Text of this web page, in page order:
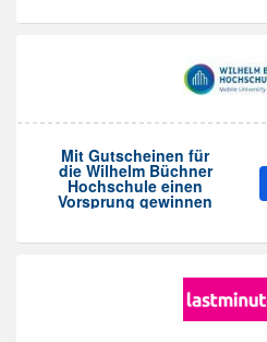
Mit Gutscheinen für
die Wilhelm Büchner
Hochschule einen
Vorsprung gewinnen